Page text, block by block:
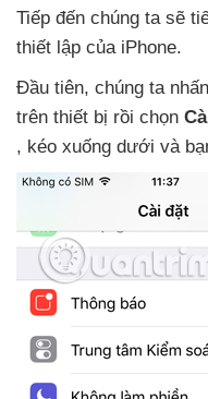
Tiếp đến chúng ta sẽ
thiết lập của iPhone.
Đầu tiên, chúng ta
trên thiết bị rồi chọn
, kéo xuống dưới và